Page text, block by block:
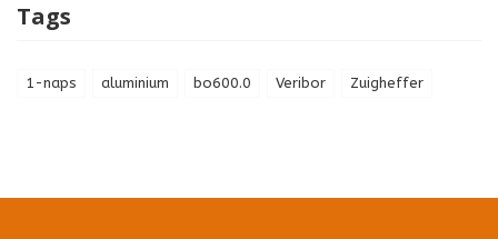
Tags
1-naps aluminium bo600.0 Veribor Zuigheffer